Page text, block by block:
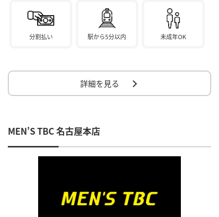
分割払い 駅から5分以内 未成年OK
詳細を見る
MEN’S TBC 名古屋本店